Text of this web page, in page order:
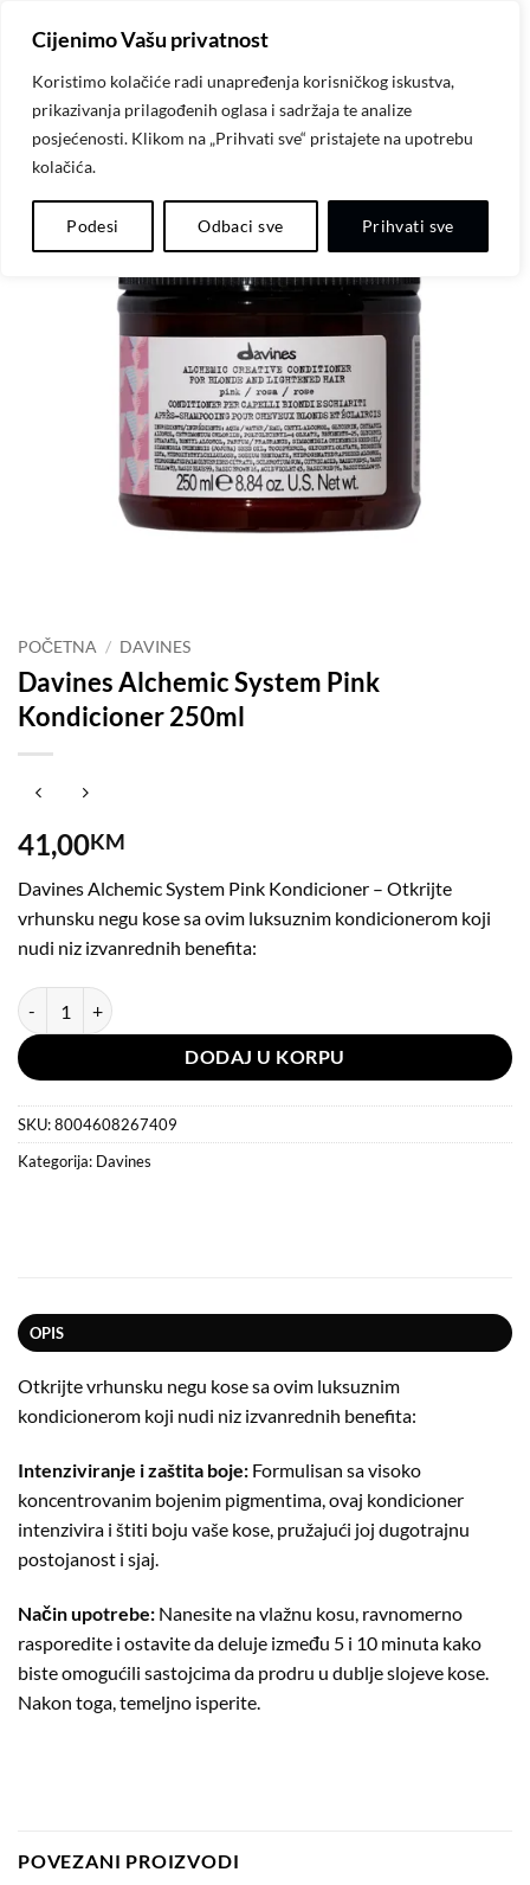
Cijenimo Vašu privatnost
Koristimo kolačiće radi unapređenja korisničkog iskustva,
prikazivanja prilagođenih oglasa i sadržaja te analize
posjećenosti. Klikom na „Prihvati sve“ pristajete na upotrebu
kolačića.
Podesi Odbaci sve Prihvati sve
content
Dodaj
listu
POČETNA / DAVINES
Davines Alchemic System Pink
Kondicioner 250ml
41,00KM
Davines Alchemic System Pink Kondicioner – Otkrijte
vrhunsku negu kose sa ovim luksuznim kondicionerom koji
nudi niz izvanrednih benefita:
Davines Alchemic System Pink Kondicioner 250ml količina
DODAJ U KORPU
SKU:8004608267409
Kategorija: Davines
OPIS
Otkrijte vrhunsku negu kose sa ovim luksuznim
kondicionerom koji nudi niz izvanrednih benefita:
Intenziviranje i zaštita boje: Formulisan sa visoko
koncentrovanim bojenim pigmentima, ovaj kondicioner
intenzivira i štiti boju vaše kose, pružajući joj dugotrajnu
postojanost i sjaj.
Način upotrebe: Nanesite na vlažnu kosu, ravnomerno
rasporedite i ostavite da deluje između 5 i 10 minuta kako
biste omogućili sastojcima da prodru u dublje slojeve kose.
Nakon toga, temeljno isperite.
POVEZANI PROIZVODI